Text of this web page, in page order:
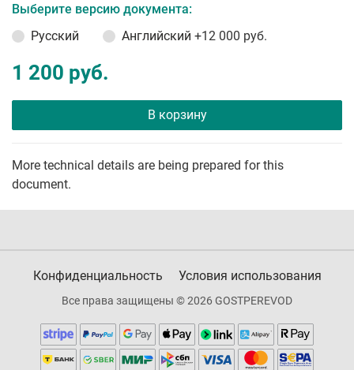
Выберите версию документа:
Русский
Английский +12 000 руб.
1 200 руб.
В корзину
More technical details are being prepared for this
document.
Конфиденциальность Условия использования
Все права защищены © 2026 GOSTPEREVOD